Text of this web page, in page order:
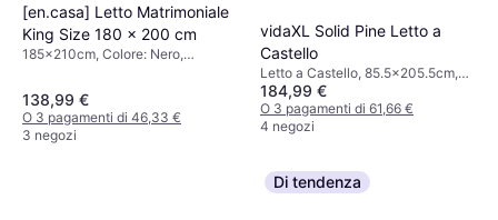
[en.casa] Letto Matrimoniale
King Size 180 x 200 cm
185x210cm, Colore: Nero,
138,99 €
O 3 pagamenti di 46,33 €
3 negozi
vidaXL Solid Pine Letto a
Castello
Letto a Castello, 85.5x205.5cm,
Colore: Bianco, Materiale: Pino,
Altezza: 112 cm
184,99 €
O 3 pagamenti di 61,66 €
4 negozi
Di tendenza